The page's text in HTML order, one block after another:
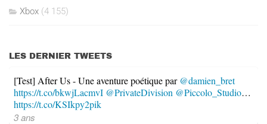
Xbox (4 155)
LES DERNIER TWEETS
[Test] After Us - Une aventure poétique par @damien_bret
https://t.co/bkwjLacmvI @PrivateDivision @Piccolo_Studio…
https://t.co/KSIkpy2pik
3 ans